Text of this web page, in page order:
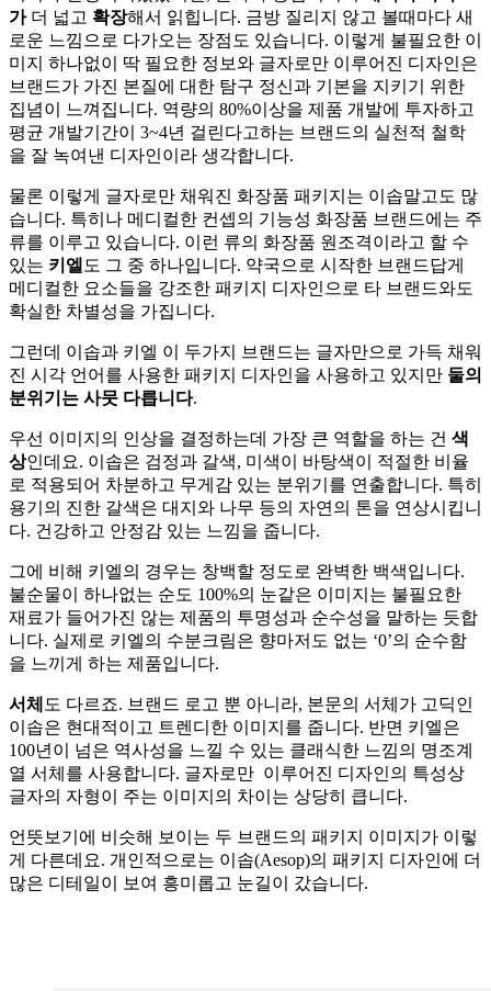
가더 넓고 확장해서 읽힙니다. 금방 질리지 않고 볼때마다 새
로운 느낌으로 다가오는 장점도 있습니다. 이렇게 불필요한 이
미지 하나없이 딱 필요한 정보와 글자로만 이루어진 디자인은
브랜드가 가진 본질에 대한 탐구 정신과 기본을 지키기 위한
집념이 느껴집니다. 역량의 80%이상을 제품 개발에 투자하고
평균 개발기간이 3~4년 걸린다고하는 브랜드의 실천적 철학
을 잘 녹여낸 디자인이라 생각합니다.
물론 이렇게 글자로만 채워진 화장품 패키지는 이솝말고도 많
습니다. 특히나 메디컬한 컨셉의 기능성 화장품 브랜드에는 주
류를 이루고 있습니다. 이런 류의 화장품 원조격이라고 할 수
있는 키엘 도 그 중 하나입니다. 약국으로 시작한 브랜드답게
메디컬한 요소들을 강조한 패키지 디자인으로 타 브랜드와도
확실한 차별성을 가집니다.
그런데 이솝과 키엘 이 두가지 브랜드는 글자만으로 가득 채워
진 시각 언어를 사용한 패키지 디자인을 사용하고 있지만 둘의
분위기는 사뭇 다릅니다.
우선 이미지의 인상을 결정하는데 가장 큰 역할을 하는 건 색
상인데요. 이솝은 검정과 갈색, 미색이 바탕색이 적절한 비율
로 적용되어 차분하고 무게감 있는 분위기를 연출합니다. 특히
용기의 진한 갈색은 대지와 나무 등의 자연의 톤을 연상시킵니
다. 건강하고 안정감 있는 느낌을 줍니다.
그에 비해 키엘의 경우는 창백할 정도로 완벽한 백색입니다.
불순물이 하나없는 순도 100%의 눈같은 이미지는 불필요한
재료가 들어가진 않는 제품의 투명성과 순수성을 말하는 듯합
니다. 실제로 키엘의 수분크림은 향마저도 없는 ‘0’의 순수함
을 느끼게 하는 제품입니다.
서체 도 다르죠. 브랜드 로고 뿐 아니라, 본문의 서체가 고딕인
이솝은 현대적이고 트렌디한 이미지를 줍니다. 반면 키엘은
100년이 넘은 역사성을 느낄 수 있는 클래식한 느낌의 명조계
열 서체를 사용합니다. 글자로만 이루어진 디자인의 특성상
글자의 자형이 주는 이미지의 차이는 상당히 큽니다.
언뜻보기에 비슷해 보이는 두 브랜드의 패키지 이미지가 이렇
게 다른데요. 개인적으로는 이솝(Aesop)의 패키지 디자인에 더
많은 디테일이 보여 흥미롭고 눈길이 갔습니다.